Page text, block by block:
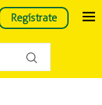
Regístrate